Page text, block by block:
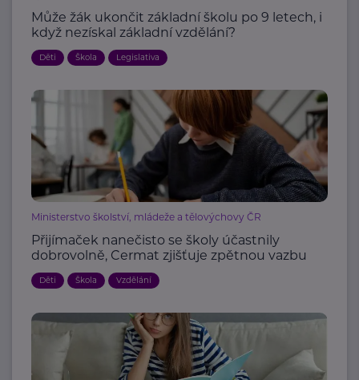
Může žák ukončit základní školu po 9 letech, i
když nezískal základní vzdělání?
Děti Škola Legislativa
Ministerstvo školství, mládeže a tělovýchovy ČR
Přijímaček nanečisto se školy účastnily
dobrovolně, Cermat zjišťuje zpětnou vazbu
Děti Škola Vzdělání